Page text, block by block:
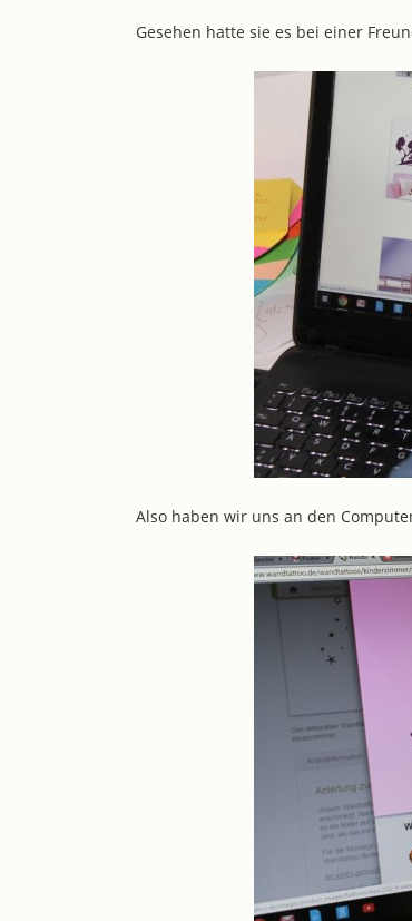
Gesehen hatte sie es bei einer
Also haben wir uns an den